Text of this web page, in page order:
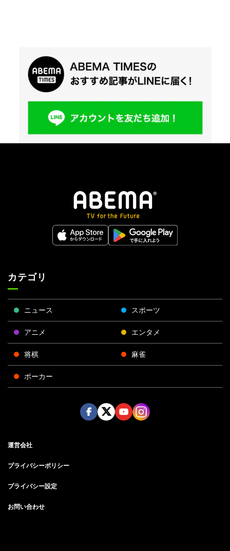
カテゴリ
ニュース スポーツ
アニメ エンタメ
将棋 麻雀
ポーカー
運営会社
プライバシーポリシー
プライバシー設定
お問い合わせ